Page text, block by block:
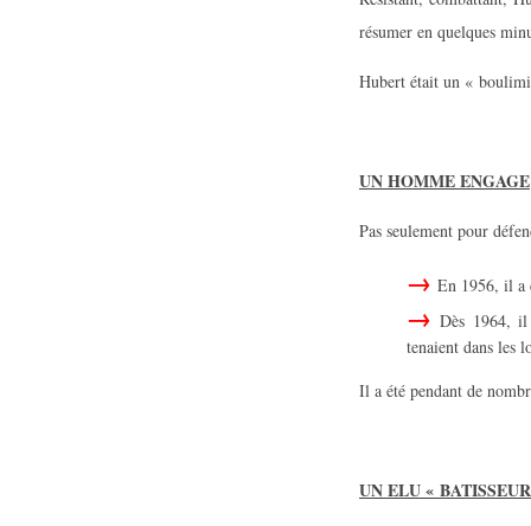
résumer en quelques
Hubert était un «
UN HOMME ENGAGE
Pas seulement pour
En 1956, il a
Dès 1964, il
tenaient dans les
Il a été pendant de
UN ELU «